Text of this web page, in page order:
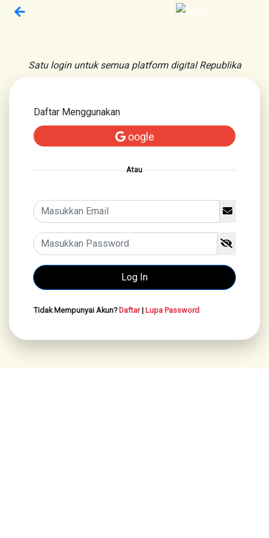
Satu login untuk semua platform digital Republika
Daftar Menggunakan
oogle
Atau
Tidak Mempunyai Akun?Daftar| Lupa Password